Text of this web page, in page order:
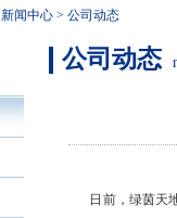
新闻中心> 公司动态
公司动态
日前，绿茵天地